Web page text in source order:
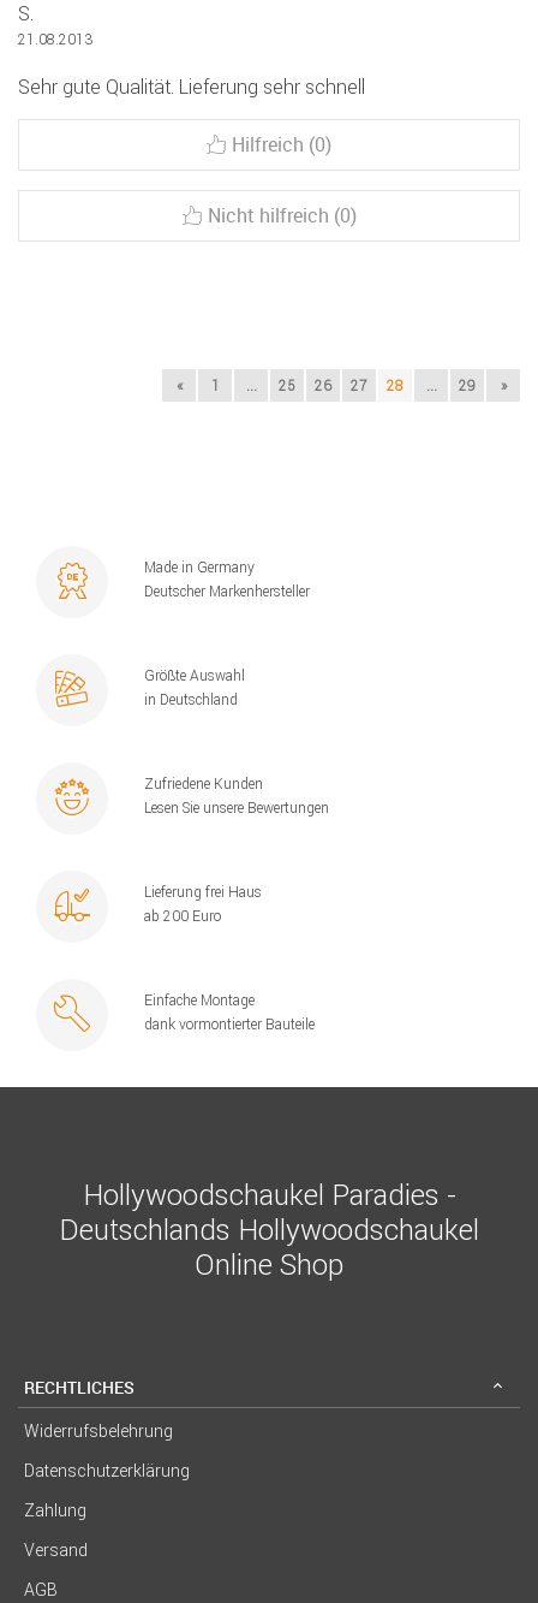
S.
21.08.2013
Sehr gute Qualität. Lieferung sehr schnell
Hilfreich (0)
Nicht hilfreich (0)
« 1 ... 25 26 27 28 ... 29 »
Made in Germany
Deutscher Markenhersteller
Größte Auswahl
in Deutschland
Zufriedene Kunden
Lesen Sie unsere Bewertungen
Lieferung frei Haus
ab 200 Euro
Einfache Montage
dank vormontierter Bauteile
Hollywoodschaukel Paradies -
Deutschlands Hollywoodschaukel
Online Shop
RECHTLICHES
Widerrufsbelehrung
Datenschutzerklärung
Zahlung
Versand
AGB